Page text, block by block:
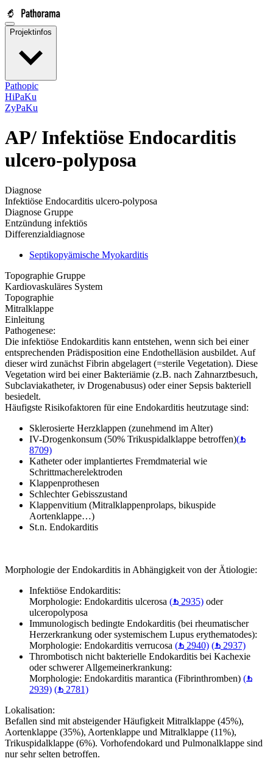
Projektinfos
Pathopic
HiPaKu
ZyPaKu
AP/ Infektiöse Endocarditis
ulcero-polyposa
Diagnose
Infektiöse Endocarditis ulcero-polyposa
Diagnose Gruppe
Entzündung infektiös
Differenzialdiagnose
Septikopyämische Myokarditis
Topographie Gruppe
Kardiovaskuläres System
Topographie
Mitralklappe
Einleitung
Pathogenese:
Die infektiöse Endokarditis kann entstehen, wenn sich bei einer
entsprechenden Prädisposition eine Endothelläsion ausbildet. Auf
dieser wird zunächst Fibrin abgelagert (=sterile Vegetation). Diese
Vegetation wird bei einer Bakteriämie (z.B. nach Zahnarztbesuch,
Subclaviakatheter, iv Drogenabusus) oder einer Sepsis bakteriell
besiedelt.
Häufigste Risikofaktoren für eine Endokarditis heutzutage sind:
Sklerosierte Herzklappen (zunehmend im Alter)
IV-Drogenkonsum (50% Trikuspidalklappe betroffen)(
8709)
Katheter oder implantiertes Fremdmaterial wie
Schrittmacherelektroden
Klappenprothesen
Schlechter Gebisszustand
Klappenvitium (Mitralklappenprolaps, bikuspide
Aortenklappe…)
St.n. Endokarditis
Morphologie der Endokarditis in Abhängigkeit von der Ätiologie:
Infektiöse Endokarditis:
Morphologie: Endokarditis ulcerosa ( 2935) oder
ulceropolyposa
Immunologisch bedingte Endokarditis (bei rheumatischer
Herzerkrankung oder systemischem Lupus erythematodes):
Morphologie: Endokarditis verrucosa ( 2940) (
2937)
Thrombotisch nicht bakterielle Endokarditis bei Kachexie
oder schwerer Allgemeinerkrankung:
Morphologie: Endokarditis marantica (Fibrinthromben) (
2939) (
2781)
Lokalisation:
Befallen sind mit absteigender Häufigkeit Mitralklappe (45%),
Aortenklappe (35%), Aortenklappe und Mitralklappe (11%),
Trikuspidalklappe (6%). Vorhofendokard und Pulmonalklappe sind
nur sehr selten betroffen.